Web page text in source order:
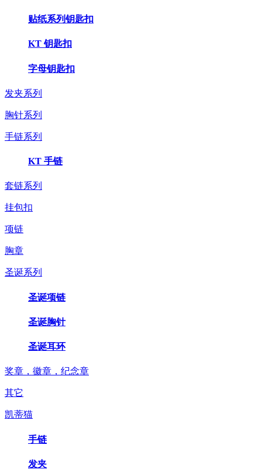
贴纸系列钥匙扣
KT 钥匙扣
字母钥匙扣
发夹系列
胸针系列
手链系列
KT 手链
套链系列
挂包扣
项链
胸章
圣诞系列
圣诞项链
圣诞胸针
圣诞耳环
奖章，徽章，纪念章
其它
凯蒂猫
手链
发夹